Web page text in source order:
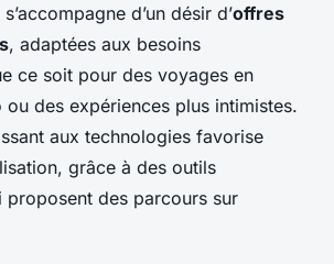
d’un désir d’offres
, adaptées aux besoins
ce soit pour des voyages en
des expériences plus intimistes.
aux technologies favorise
grâce à des outils
proposent des parcours sur